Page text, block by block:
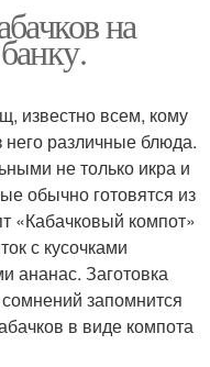
на
известно всем, кому
него различные блюда.
не только икра и
обычно готовятся из
«Кабачковый компот»
с кусочками
ананас. Заготовка
запомнится
в виде компота